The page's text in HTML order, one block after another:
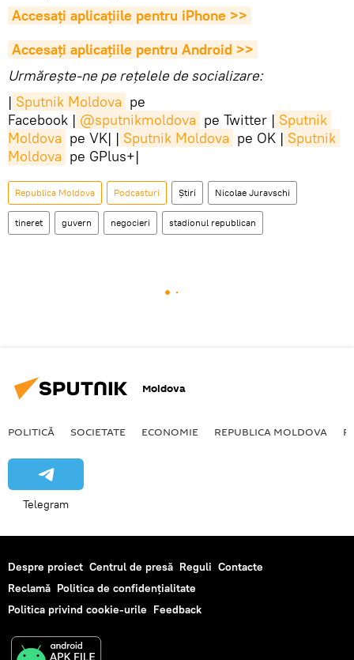
Accesaţi aplicaţiile pentru iPhone >>
Accesaţi aplicaţiile pentru Android >>
Urmărește-ne pe rețelele de socializare:
| Sputnik Moldova pe
Facebook | @sputnikmoldova pe Twitter | Sputnik
Moldova pe VK| | Sputnik Moldova pe OK | Sputnik
Moldova pe GPlus+|
Republica Moldova Podcasturi Știri Nicolae Juravschi
tineret guvern negocieri stadionul republican
Moldova
POLITICĂ SOCIETATE ECONOMIE REPUBLICA MOLDOVA
Telegram
Despre proiect Centrul de presă Reguli Contacte
Reclamă Politica de confidențialitate
Politica privind cookie-urile Feedback